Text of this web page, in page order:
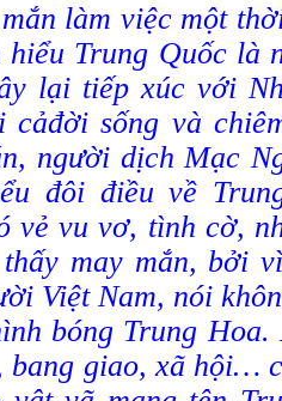
làm việc một
hiểu Trung Quốc là
lại tiếp xúc với
cảđời sống và
người dịch Mạc
đôi điều về
vẻ vu vơ, tình cờ,
may mắn, bởi
Việt Nam, nói
bóng Trung
bang giao, xã hội…